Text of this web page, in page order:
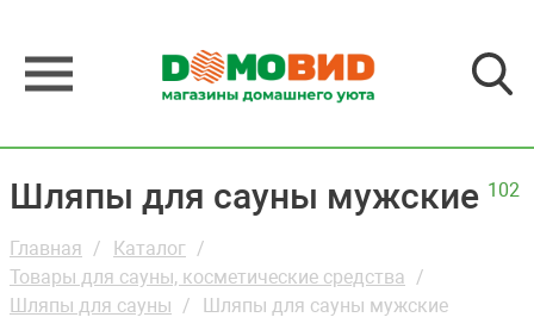
Шляпы для сауны мужские 102
Главная
Каталог
Товары для сауны, косметические средства
Шляпы для сауны
Шляпы для сауны мужские